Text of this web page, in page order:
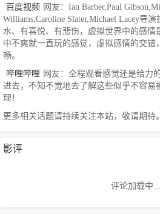
百度视频 网友：Ian Barber,Paul
Williams,Caroline Slater,Michael Lacey导
水、有喜悦、有悲伤，虚拟世界中的感情
中不爽就一直玩的感觉，虚拟感情的交错
畅。
哔哩哔哩 网友：全程观看感觉还是给力
进去，不知不觉地去了解这些似乎不容易
理！
更多相关话题请持续关注本站，敬请期待。
影评
评论加载中...